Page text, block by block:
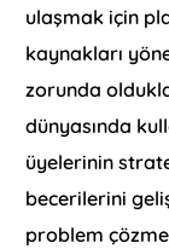
ulaşmak için
kaynakları
zorunda
dünyasında
üyelerinin
becerilerini
problem